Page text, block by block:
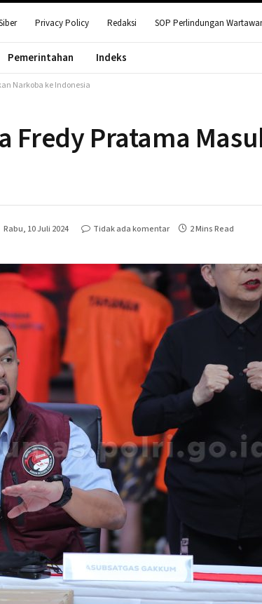
Privacy Policy Redaksi SOP Perlindungan
Pemerintahan Indeks
Narkoba ke Indonesia
Fredy Pratama
Rabu, 10 Juli 2024 Tidak ada komentar 2 Mins Read